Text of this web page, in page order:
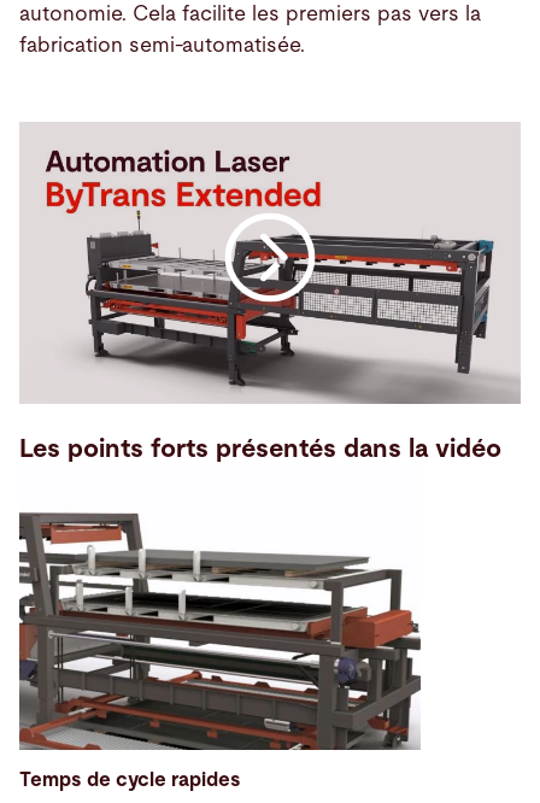
autonomie. Cela facilite les premiers pas vers la
fabrication semi-automatisée.
Les points forts présentés dans la vidéo
Temps de cycle rapides